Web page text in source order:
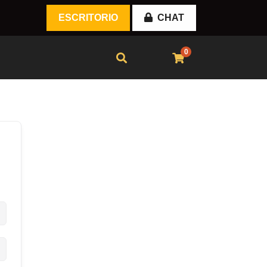
ESCRITORIO CHAT
0